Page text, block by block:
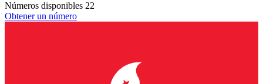
Números disponibles 22
Obtener un número